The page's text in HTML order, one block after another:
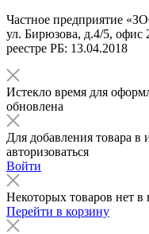
Частное предприятие
ул. Бирюзова, д.4/5, офис
реестре РБ: 13.04.2018
Истекло время для
обновлена
Для добавления товара в
авторизоваться
Войти
Некоторых товаров нет в
Перейти в корзину